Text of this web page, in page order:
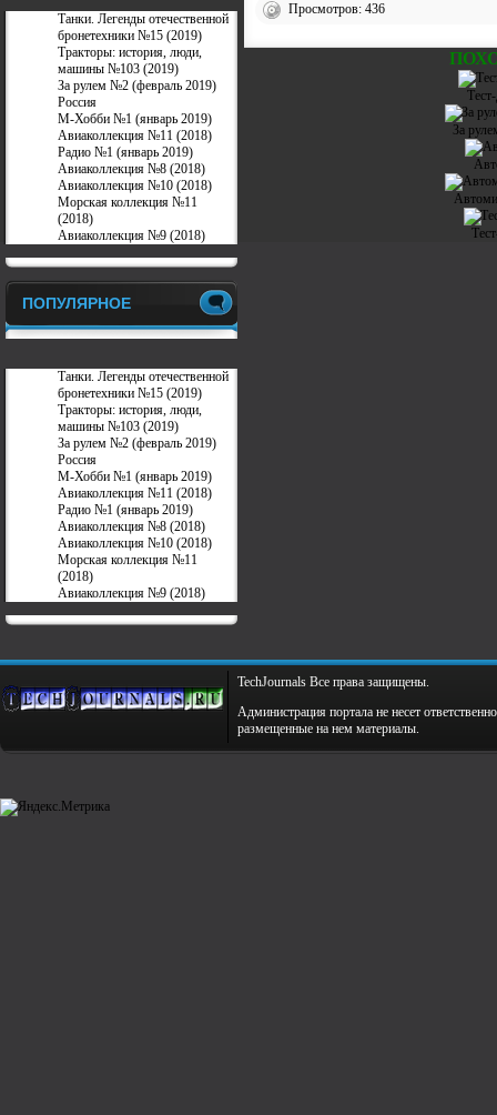
Просмотров: 436
За
Танки. Легенды отечественной
бронетехники №15 (2019)
Тракторы: история, люди,
машины №103 (2019)
За рулем №2 (февраль 2019)
Россия
М-Хобби №1 (январь 2019)
Авиаколлекция №11 (2018)
Радио №1 (январь 2019)
Авиаколлекция №8 (2018)
Авиаколлекция №10 (2018)
Морская коллекция №11
(2018)
Авиаколлекция №9 (2018)
ПОПУЛЯРНОЕ
Танки. Легенды отечественной
бронетехники №15 (2019)
Тракторы: история, люди,
машины №103 (2019)
За рулем №2 (февраль 2019)
Россия
М-Хобби №1 (январь 2019)
Авиаколлекция №11 (2018)
Радио №1 (январь 2019)
Авиаколлекция №8 (2018)
Авиаколлекция №10 (2018)
Морская коллекция №11
(2018)
Авиаколлекция №9 (2018)
TechJournals Все права защищены.
Администрация портала не несет
размещенные на нем материалы.